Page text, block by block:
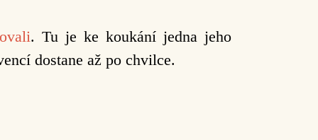
. Tu je ke koukání jedna jeho
dostane až po chvilce.